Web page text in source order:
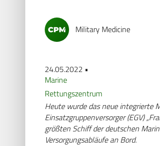
Military Medicine
24.05.2022 •
Marine
Rettungszentrum
Heute wurde das neue integrierte
Einsatzgruppenversorger (EGV)
größten Schiff der deutschen
Versorgungsabläufe an Bord.